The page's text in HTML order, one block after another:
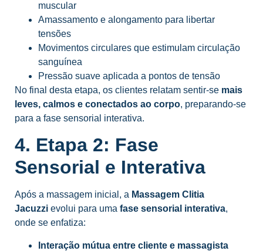
muscular
Amassamento e alongamento para libertar
tensões
Movimentos circulares que estimulam circulação
sanguínea
Pressão suave aplicada a pontos de tensão
No final desta etapa, os clientes relatam sentir-se mais
leves, calmos e conectados ao corpo, preparando-se
para a fase sensorial interativa.
4. Etapa 2: Fase
Sensorial e Interativa
Após a massagem inicial, a Massagem Clitia
Jacuzzi evolui para uma fase sensorial interativa,
onde se enfatiza:
Interação mútua entre cliente e massagista